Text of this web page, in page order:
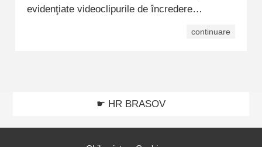
evidenţiate videoclipurile de încredere…
continuare
☛ HR BRASOV